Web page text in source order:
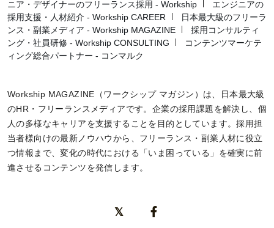
ニア・デザイナーのフリーランス採用 - Workship
エンジニアの
採用支援・人材紹介 - Workship CAREER
日本最大級のフリーラ
ンス・副業メディア - Workship MAGAZINE
採用コンサルティ
ング・社員研修 - Workship CONSULTING
コンテンツマーケテ
ィング総合パートナー - コンマルク
Workship MAGAZINE（ワークシップ マガジン）は、日本最大級
のHR・フリーランスメディアです。企業の採用課題を解決し、個
人の多様なキャリアを支援することを目的としています。採用担
当者様向けの最新ノウハウから、フリーランス・副業人材に役立
つ情報まで、変化の時代における「いま困っている」を確実に前
進させるコンテンツを発信します。